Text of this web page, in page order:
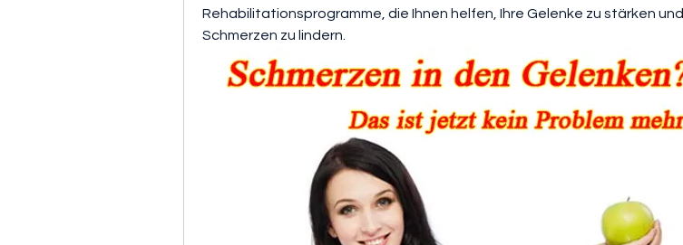
Rehabilitationsprogramme, die Ihnen helfen, Ihre Gelenke zu stärken und
Schmerzen zu lindern.